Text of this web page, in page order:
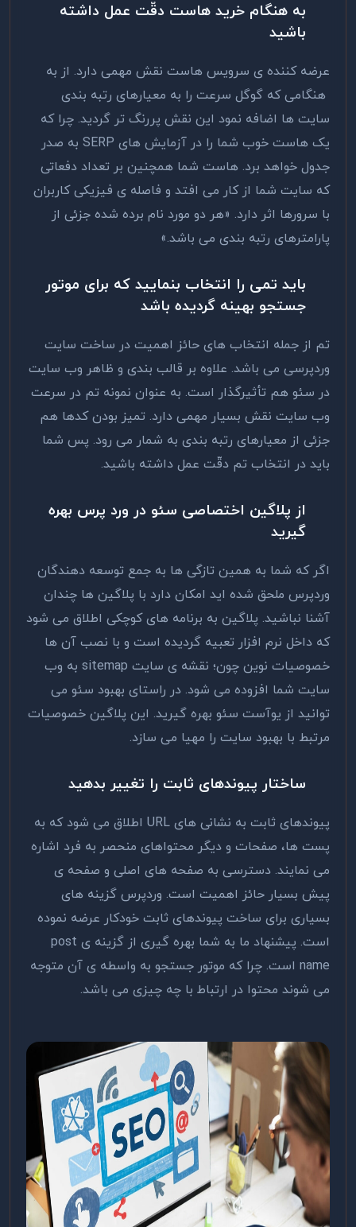
به هنگام خرید هاست دقّت عمل داشته
باشید
عرضه کننده ی سرویس هاست نقش مهمی دارد. از به
هنگامی که گوگل سرعت را به معیارهای رتبه ‌بندی
سایت ‌ها اضافه‌ نمود این نقش پررنگ ‌تر گردید. چرا که
یک هاست خوب شما را در آزمایش‌ های SERP به صدر
جدول خواهد برد. هاست شما همچنین بر تعداد دفعاتی
که سایت شما از کار می ‌افتد و فاصله‌ ی فیزیکی کاربران
با سرورها اثر دارد. «هر دو مورد نام برده شده جزئی از
پارامترهای رتبه بندی می ‌باشد‌.»
باید تمی را انتخاب بنمایید که برای موتور
جستجو بهینه گردیده باشد
تم از جمله انتخاب‌ های حائز اهمیت در ساخت سایت
وردپرسی می باشد. علاوه بر قالب بندی و ظاهر وب سایت
در سئو هم تأثیرگذار است. به عنوان نمونه تم در سرعت
وب سایت نقش بسیار مهمی دارد. تمیز بودن کدها هم
جزئی از معیارهای رتبه بندی به شمار می رود. پس شما
باید در انتخاب تم دقّت عمل داشته باشید.
از پلاگین اختصاصی سئو در ورد پرس بهره
گیرید
اگر که شما به همین تازگی ها به جمع توسعه دهندگان
وردپرس ملحق شده اید امکان دارد با پلاگین ها چندان
آشنا نباشید. پلاگین به برنامه های کوچکی اطلاق می شود
که داخل نرم افزار تعبیه گردیده است و با نصب آن ها
خصوصیات نوین چون؛ نقشه ی سایت sitemap به وب
سایت شما افزوده می شود. در راستای بهبود سئو می
توانید از یوآست سئو بهره گیرید. این پلاگین خصوصیات
مرتبط با بهبود سایت را مهیا می سازد.
ساختار پیوندهای ثابت را تغییر بدهید
پیوندهای ثابت به نشانی های URL اطلاق می شود که به
پست ها، صفحات و دیگر محتواهای منحصر به فرد اشاره
می نمایند. دسترسی به صفحه های اصلی و صفحه ی
پیش بسیار حائز اهمیت است. وردپرس گزینه های
بسیاری برای ساخت پیوندهای ثابت خودکار عرضه نموده
است. پیشنهاد ما به شما بهره گیری از گزینه ی post
name است. چرا که موتور جستجو به واسطه ی آن متوجه
می شوند محتوا در ارتباط با چه چیزی می باشد.